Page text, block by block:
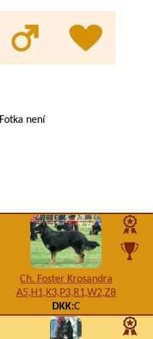
Fotka není
Ch. Foster Krosandra
A5,H1,K3,P3,R1,W2,Z8
DKK:C